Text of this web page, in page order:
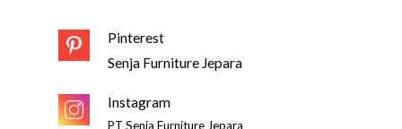
Pinterest
Senja Furniture Jepara
Instagram
PT Senja Furniture Jepara